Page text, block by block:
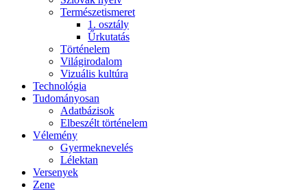
Természetismeret
1. osztály
Űrkutatás
Történelem
Világirodalom
Vizuális kultúra
Technológia
Tudományosan
Adatbázisok
Elbeszélt történelem
Vélemény
Gyermeknevelés
Lélektan
Versenyek
Zene